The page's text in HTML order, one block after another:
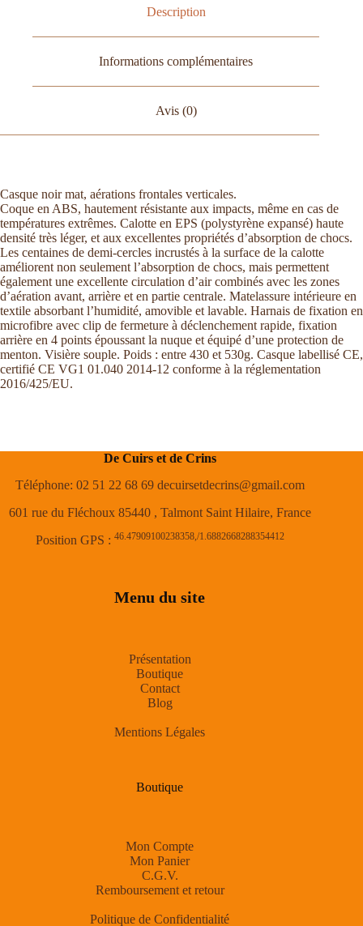
Description
Informations complémentaires
Avis (0)
Casque noir mat, aérations frontales verticales.
Coque en ABS, hautement résistante aux impacts, même en cas de
températures extrêmes. Calotte en EPS (polystyrène expansé) haute
densité très léger, et aux excellentes propriétés d’absorption de chocs.
Les centaines de demi-cercles incrustés à la surface de la calotte
améliorent non seulement l’absorption de chocs, mais permettent
également une excellente circulation d’air combinés avec les zones
d’aération avant, arrière et en partie centrale. Matelassure intérieure en
textile absorbant l’humidité, amovible et lavable. Harnais de fixation en
microfibre avec clip de fermeture à déclenchement rapide, fixation
arrière en 4 points époussant la nuque et équipé d’une protection de
menton. Visière souple. Poids : entre 430 et 530g. Casque labellisé CE,
certifié CE VG1 01.040 2014-12 conforme à la réglementation
2016/425/EU.
De Cuirs et de Crins
Téléphone: 02 51 22 68 69 decuirsetdecrins@gmail.com
601 rue du Fléchoux 85440 , Talmont Saint Hilaire, France
Position GPS : 46.47909100238358,/1.6882668288354412
Menu du site
Présentation
Boutique
Contact
Blog
Mentions Légales
Boutique
Mon Compte
Mon Panier
C.G.V.
Remboursement et retour
Politique de Confidentialité